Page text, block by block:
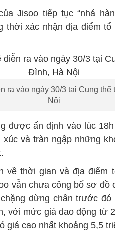
Jisoo tiếp tục “nhá
thời xác nhận địa điểm
ra vào ngày 30/3 tại Cung
Nội
được ấn định vào lúc
xúc và tràn ngập những
về thời gian và địa điểm
vẫn chưa công bố sơ đồ
dừng chân trước đó
với mức giá dao động từ
giá cao nhất khoảng 5,5